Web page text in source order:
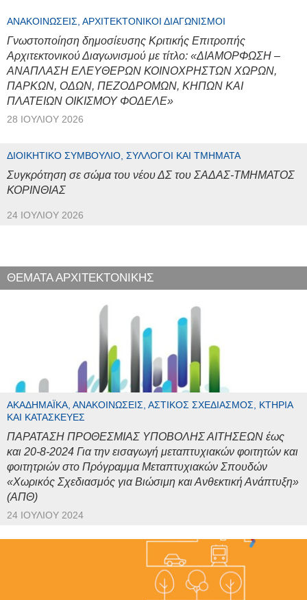
ΑΝΑΚΟΙΝΏΣΕΙΣ, ΑΡΧΙΤΕΚΤΟΝΙΚΟΊ ΔΙΑΓΩΝΙΣΜΟΊ
Γνωστοποίηση δημοσίευσης Κριτικής Επιτροπής
Αρχιτεκτονικού Διαγωνισμού με τίτλο: «ΔΙΑΜΟΡΦΩΣΗ –
ΑΝΑΠΛΑΣΗ ΕΛΕΥΘΕΡΩΝ ΚΟΙΝΟΧΡΗΣΤΩΝ ΧΩΡΩΝ,
ΠΑΡΚΩΝ, ΟΔΩΝ, ΠΕΖΟΔΡΟΜΩΝ, ΚΗΠΩΝ ΚΑΙ
ΠΛΑΤΕΙΩΝ ΟΙΚΙΣΜΟΥ ΦΟΔΕΛΕ»
28 ΙΟΥΛΊΟΥ 2026
ΔΙΟΙΚΗΤΙΚΌ ΣΥΜΒΟΎΛΙΟ, ΣΎΛΛΟΓΟΙ ΚΑΙ ΤΜΉΜΑΤΑ
Συγκρότηση σε σώμα του νέου ΔΣ του ΣΑΔΑΣ-ΤΜΗΜΑΤΟΣ
ΚΟΡΙΝΘΙΑΣ
24 ΙΟΥΛΊΟΥ 2026
ΘΕΜΑΤΑ ΑΡΧΙΤΕΚΤΟΝΙΚΗΣ
ΑΚΑΔΗΜΑΪΚΆ, ΑΝΑΚΟΙΝΏΣΕΙΣ, ΑΣΤΙΚΌΣ ΣΧΕΔΙΑΣΜΌΣ, ΚΤΉΡΙΑ
ΚΑΙ ΚΑΤΑΣΚΕΥΈΣ
ΠΑΡΑΤΑΣΗ ΠΡΟΘΕΣΜΙΑΣ ΥΠΟΒΟΛΗΣ ΑΙΤΗΣΕΩΝ έως
και 20-8-2024 Για την εισαγωγή μεταπτυχιακών φοιτητών και
φοιτητριών στο Πρόγραμμα Μεταπτυχιακών Σπουδών
«Χωρικός Σχεδιασμός για Βιώσιμη και Ανθεκτική Ανάπτυξη»
(ΑΠΘ)
24 ΙΟΥΛΊΟΥ 2024